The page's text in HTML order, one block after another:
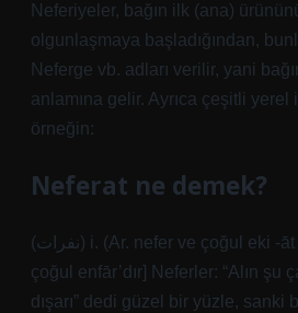
Neferiyeler, bağın ilk (ana)
olgunlaşmaya başladığından,
Neferge vb. adları verilir, yani
anlamına gelir. Ayrıca çeşitli yerel
örneğin:
Neferat ne demek?
(ﻧﻔﺮﺍﺕ) i. (Ar. nefer ve çoğul eki -āt ile neferāt) [Gerçek
çoğul enfār’dır] Neferler: “Alın şu
dışarı” dedi güzel bir yüzle, sanki